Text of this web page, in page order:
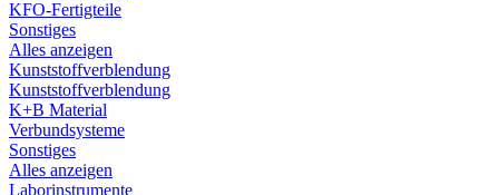
KFO-Fertigteile
Sonstiges
Alles anzeigen
Kunststoffverblendung
Kunststoffverblendung
K+B Material
Verbundsysteme
Sonstiges
Alles anzeigen
Laborinstrumente